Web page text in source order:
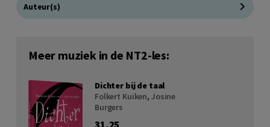
Auteur(s)
Meer muziek in de NT2-les:
Dichter bij de taal
Folkert Kuiken, Josine
Burgers